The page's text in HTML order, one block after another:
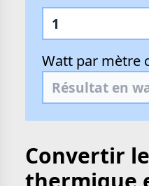
Watt par mètre
Convertir